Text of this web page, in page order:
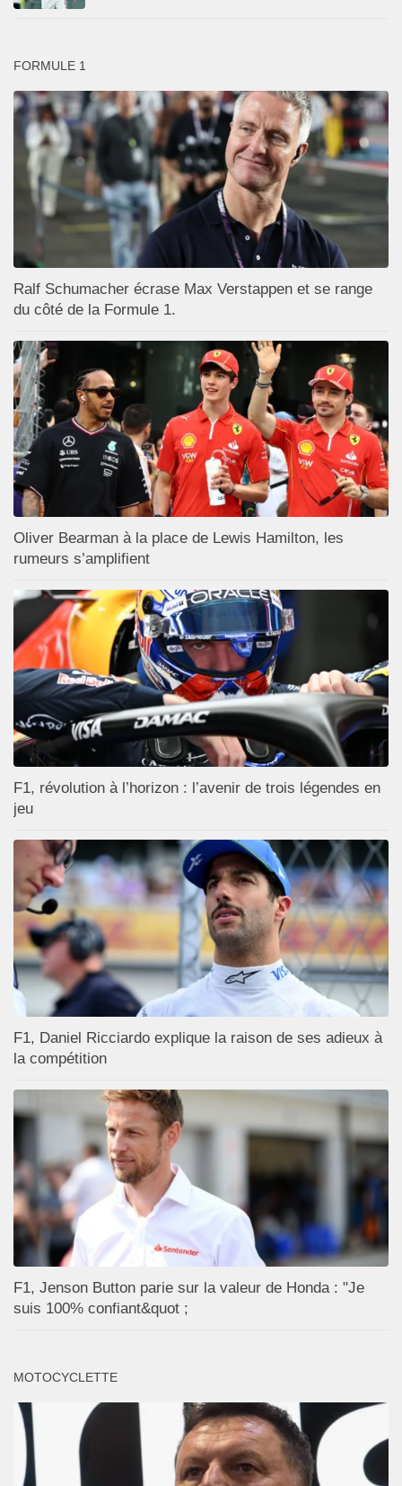
FORMULE 1
Ralf Schumacher écrase Max Verstappen et se range
du côté de la Formule 1.
Oliver Bearman à la place de Lewis Hamilton, les
rumeurs s’amplifient
F1, révolution à l’horizon : l’avenir de trois légendes en
jeu
F1, Daniel Ricciardo explique la raison de ses adieux à
la compétition
F1, Jenson Button parie sur la valeur de Honda : "Je
suis 100% confiant&quot ;
MOTOCYCLETTE